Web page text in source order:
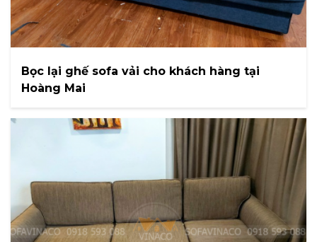
Bọc lại ghế sofa vải cho khách hàng tại
Hoàng Mai